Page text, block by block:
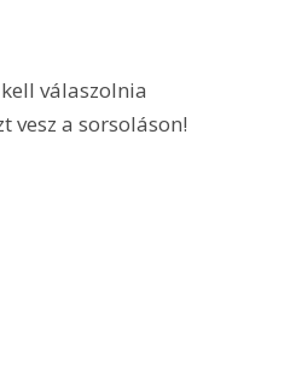
válaszolnia
vesz a sorsoláson!